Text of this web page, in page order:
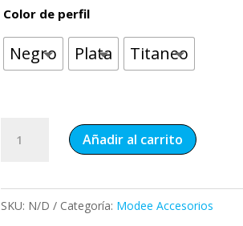
Color de perfil
Negro Plata Titaneo
cantidad
Añadir al carrito
SKU: N/D Categoría: Modee Accesorios